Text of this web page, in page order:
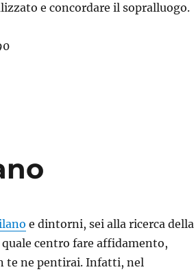
e concordare il sopralluogo.
e dintorni, sei alla ricerca della
quale centro fare affidamento,
te ne pentirai. Infatti, nel